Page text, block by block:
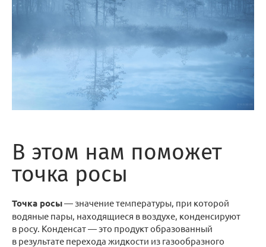
В этом нам поможет
точка росы
Точка росы— значение температуры, при которой
водяные пары, находящиеся в воздухе, конденсируют
в росу. Конденсат — это продукт образованный
в результате перехода жидкости из газообразного